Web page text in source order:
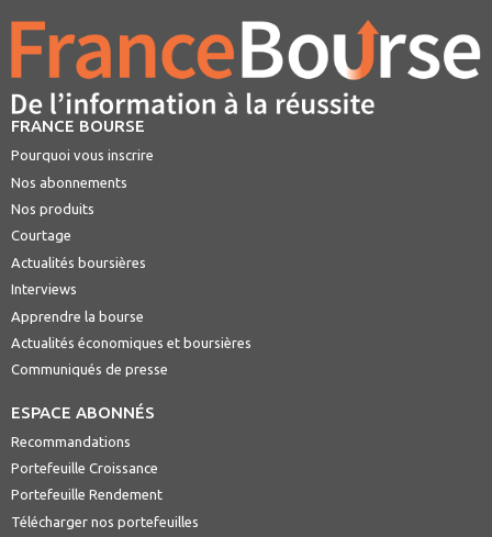
FRANCE BOURSE
Pourquoi vous inscrire
Nos abonnements
Nos produits
Courtage
Actualités boursières
Interviews
Apprendre la bourse
Actualités économiques et boursières
Communiqués de presse
ESPACE ABONNÉS
Recommandations
Portefeuille Croissance
Portefeuille Rendement
Télécharger nos portefeuilles